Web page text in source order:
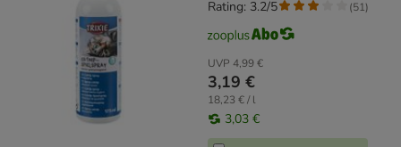
UVP 4,99 €
3,19 €
18,23 € / l
3,03 €
Rating: 3.2/5 (51)